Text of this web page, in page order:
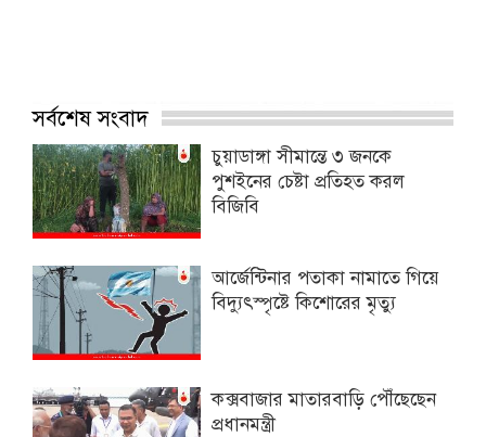
সর্বশেষ সংবাদ
চুয়াডাঙ্গা সীমান্তে ৩ জনকে
পুশইনের চেষ্টা প্রতিহত করল
বিজিবি
আর্জেন্টিনার পতাকা নামাতে গিয়ে
বিদ্যুৎস্পৃষ্টে কিশোরের মৃত্যু
কক্সবাজার মাতারবাড়ি পৌঁছেছেন
প্রধানমন্ত্রী